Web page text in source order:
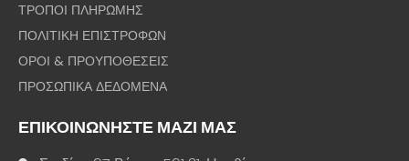
ΤΡΟΠΟΙ ΠΛΗΡΩΜΗΣ
ΠΟΛΙΤΙΚΗ ΕΠΙΣΤΡΟΦΩΝ
ΟΡΟΙ & ΠΡΟΥΠΟΘΕΣΕΙΣ
ΠΡΟΣΩΠΙΚΑ ΔΕΔΟΜΕΝΑ
ΕΠΙΚΟΙΝΩΝΗΣΤΕ ΜΑΖΙ ΜΑΣ